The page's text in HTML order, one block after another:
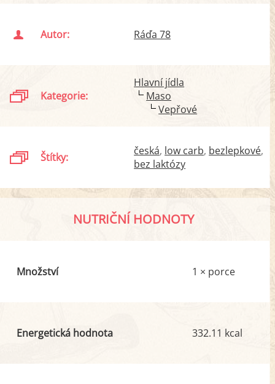
Autor: Ráďa 78
Kategorie:
Hlavní jídla
Maso
Vepřové
Štítky: česká low carb bezlepkové
bez laktózy
NUTRIČNÍ HODNOTY
Množství 1 × porce
Energetická hodnota 332.11 kcal